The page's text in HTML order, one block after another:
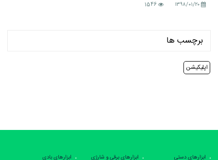
۱۳۹۸/۰۱/۲۰ 1546
برچسب ها
اپلیکیشن
ابزارهای دستی ابزارهای برقی و شارژی
ابزارهای بادی